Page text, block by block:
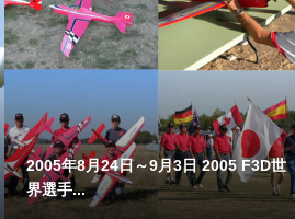
2005年8月24日～9月3日 2005 F3D世
界選手...